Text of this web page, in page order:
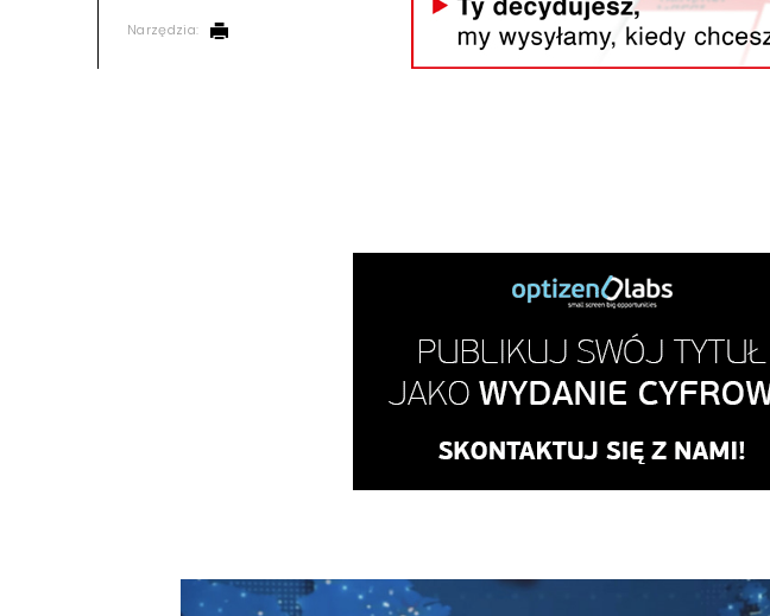
Narzędzia: